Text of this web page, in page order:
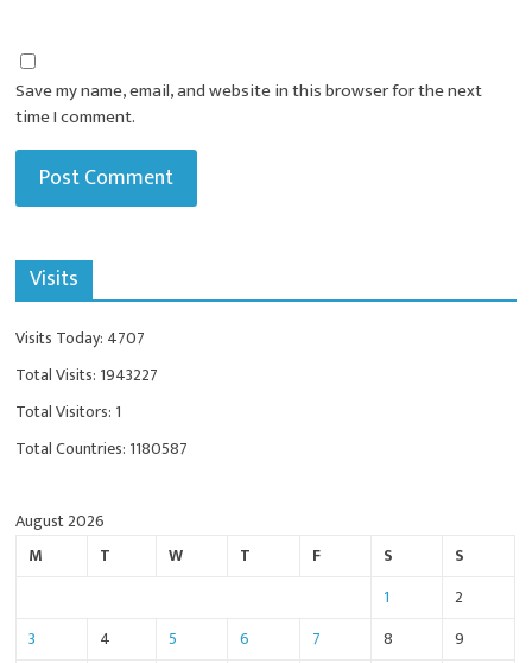
Save my name, email, and website in this browser for the next
time I comment.
Visits
Visits Today: 4707
Total Visits: 1943227
Total Visitors: 1
Total Countries: 1180587
August 2026
M
T W T F S
S
1
2
3
4 5 6 7 8 9